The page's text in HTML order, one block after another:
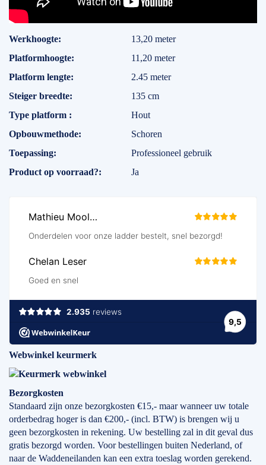
Specificaties
Werkhoogte
13,20 meter
Platformhoogte
11,20 meter
Platform lengte
2.45 meter
Steiger breedte
135 cm
Type platform
Hout
Opbouwmethode
Schoren
Toepassing
Professioneel gebruik
Product op voorraad?
Ja
Webwinkel keurmerk
Bezorgkosten
Standaard zijn onze bezorgkosten €15,- maar wanneer uw totale
orderbedrag hoger is dan €200,- (incl. BTW) is brengen wij u
geen bezorgkosten in rekening. Uw bestelling zal in dit geval dus
gratis bezorgd worden. Voor bestellingen buiten Nederland, of
naar de Waddeneilanden kan een extra toeslag worden gerekend.